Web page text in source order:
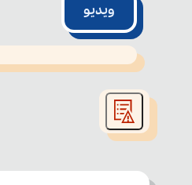
ویدیو
This
is
window.